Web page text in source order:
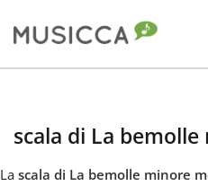
scala di La
La scala di La bemolle minore